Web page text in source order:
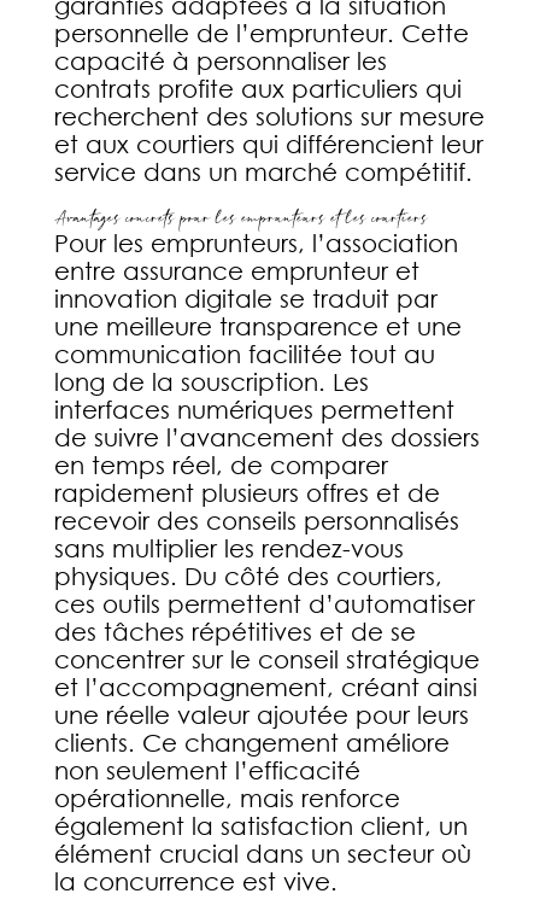
personnelle de l’emprunteur. Cette
capacité à personnaliser les
contrats profite aux particuliers qui
recherchent des solutions sur mesure
et aux courtiers qui différencient leur
service dans un marché compétitif.
Avantages concrets pour les emprunteurs et les courtiers
Pour les emprunteurs, l’association
entre assurance emprunteur et
innovation digitale se traduit par
une meilleure transparence et une
communication facilitée tout au
long de la souscription. Les
interfaces numériques permettent
de suivre l’avancement des dossiers
en temps réel, de comparer
rapidement plusieurs offres et de
recevoir des conseils personnalisés
sans multiplier les rendez-vous
physiques. Du côté des courtiers,
ces outils permettent d’automatiser
des tâches répétitives et de se
concentrer sur le conseil stratégique
et l’accompagnement, créant ainsi
une réelle valeur ajoutée pour leurs
clients. Ce changement améliore
non seulement l’efficacité
opérationnelle, mais renforce
également la satisfaction client, un
élément crucial dans un secteur où
la concurrence est vive.